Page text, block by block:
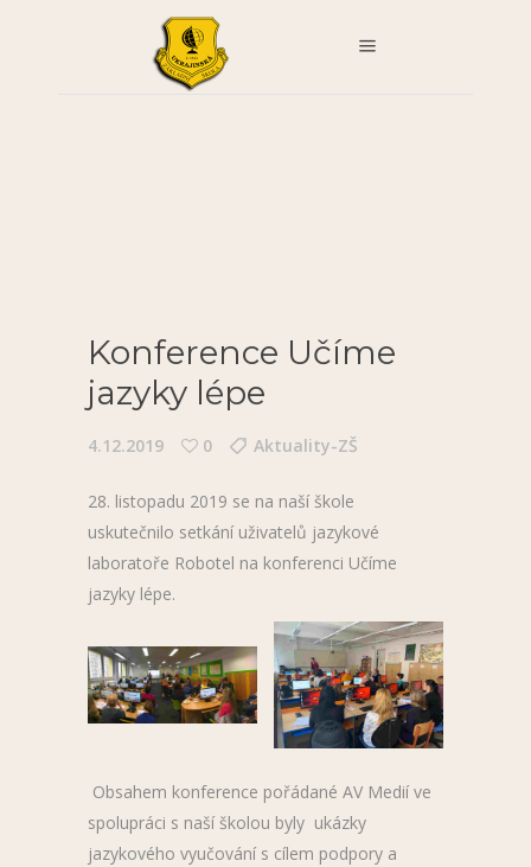
Konference Učíme
jazyky lépe
4.12.2019 0 Aktuality-ZŠ
28. listopadu 2019 se na naší škole
uskutečnilo setkání uživatelů jazykové
laboratoře Robotel na konferenci Učíme
jazyky lépe.
Obsahem konference pořádané AV Medií ve
spolupráci s naší školou byly ukázky
jazykového vyučování s cílem podpory a